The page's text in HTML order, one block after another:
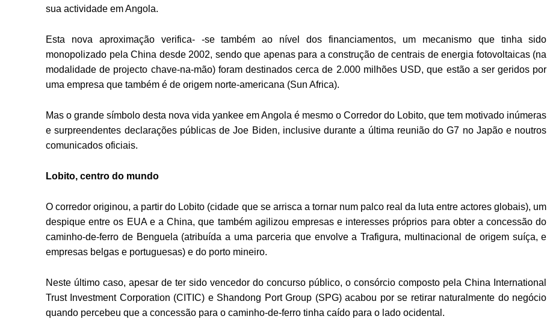
sua actividade em Angola.
Esta nova aproximação verifica- -se também ao nível dos financiamentos, um mecanismo que tinha sido
monopolizado pela China desde 2002, sendo que apenas para a construção de centrais de energia fotovoltaicas (na
modalidade de projecto chave-na-mão) foram destinados cerca de 2.000 milhões USD, que estão a ser geridos por
uma empresa que também é de origem norte-americana (Sun Africa).
Mas o grande símbolo desta nova vida yankee em Angola é mesmo o Corredor do Lobito, que tem motivado inúmeras
e surpreendentes declarações públicas de Joe Biden, inclusive durante a última reunião do G7 no Japão e noutros
comunicados oficiais.
Lobito, centro do mundo
O corredor originou, a partir do Lobito (cidade que se arrisca a tornar num palco real da luta entre actores globais), um
despique entre os EUA e a China, que também agilizou empresas e interesses próprios para obter a concessão do
caminho-de-ferro de Benguela (atribuída a uma parceria que envolve a Trafigura, multinacional de origem suíça, e
empresas belgas e portuguesas) e do porto mineiro.
Neste último caso, apesar de ter sido vencedor do concurso público, o consórcio composto pela China International
Trust Investment Corporation (CITIC) e Shandong Port Group (SPG) acabou por se retirar naturalmente do negócio
quando percebeu que a concessão para o caminho-de-ferro tinha caído para o lado ocidental.